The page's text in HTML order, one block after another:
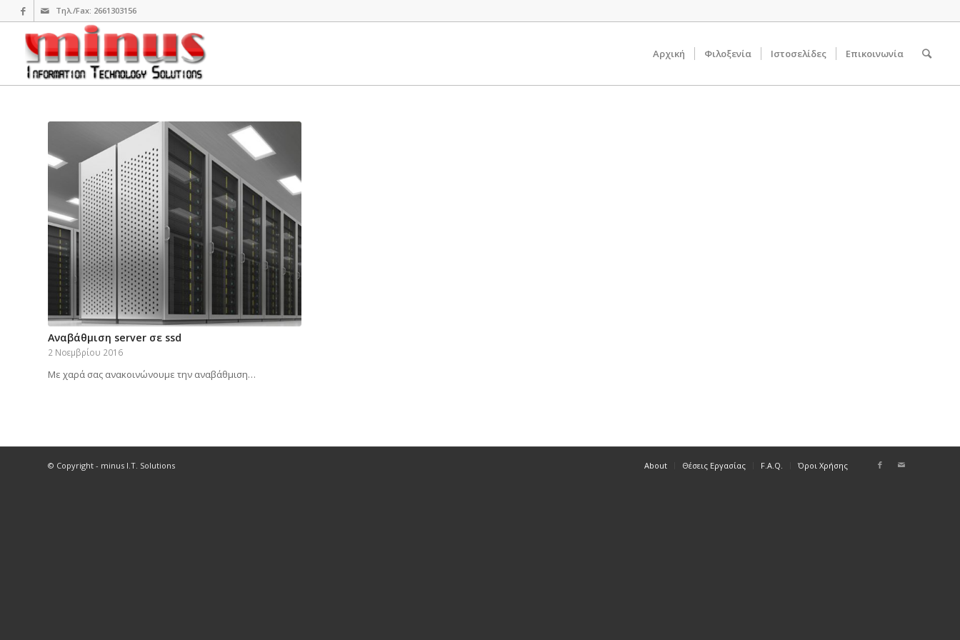
Τηλ./Fax: 2661303156
Αρχική Φιλοξενία Ιστοσελίδες Επικοινωνία
Αναβάθμιση server σε ssd
2 Νοεμβρίου 2016
Με χαρά σας ανακοινώνουμε την αναβάθμιση…
© Copyright - minus I.T. Solutions About Θέσεις Εργασίας F.A.Q. Όροι Χρήσης